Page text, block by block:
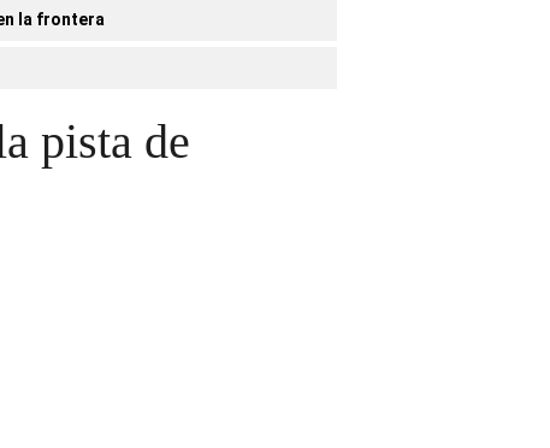
la frontera
pista de